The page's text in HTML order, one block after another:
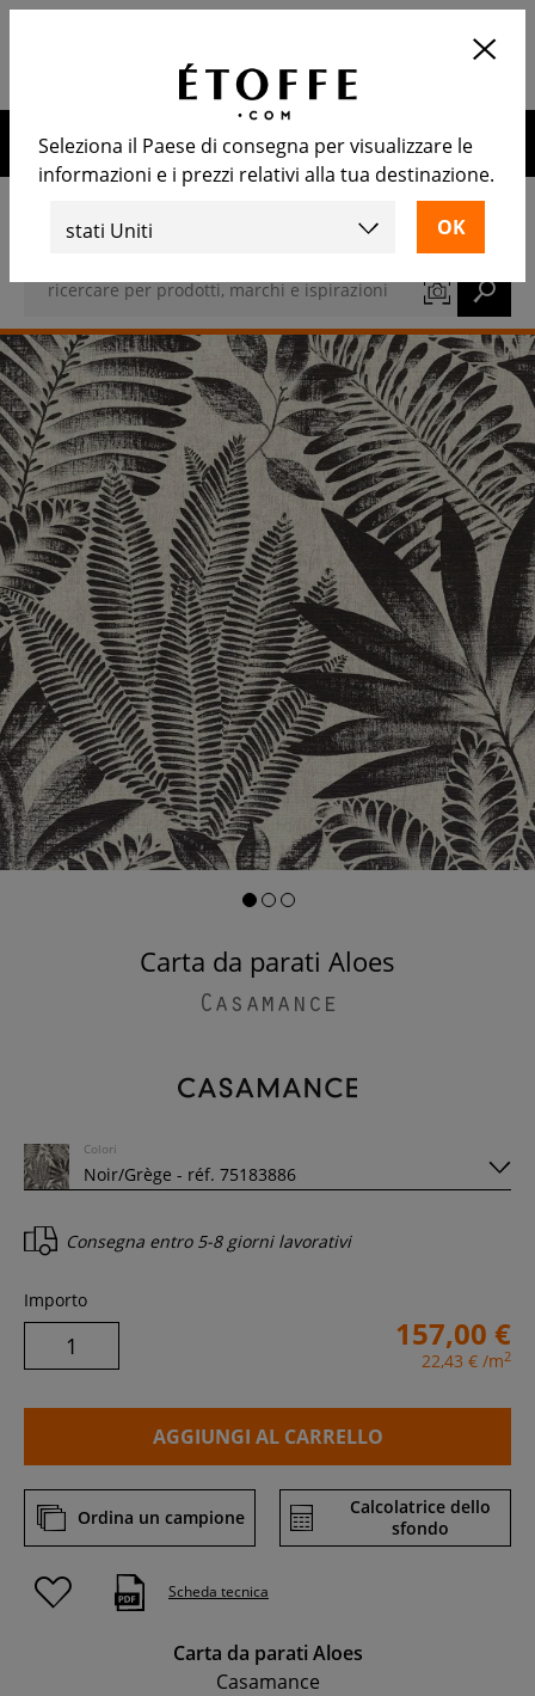
Calcola il numero di rotoli
necessari
APRIRE
newsletter
Carta da parati Aloes
Casamance
Colori
Consegna entro 5-8 giorni lavorativi
Importo
157,00 €
22,43 € /m2
AGGIUNGI AL CARRELLO
Ordina un campione
Calcolatrice dello
sfondo
Scheda tecnica
Carta da parati Aloes
Casamance
Seleziona il Paese di consegna per visualizzare le
informazioni e i prezzi relativi alla tua destinazione.